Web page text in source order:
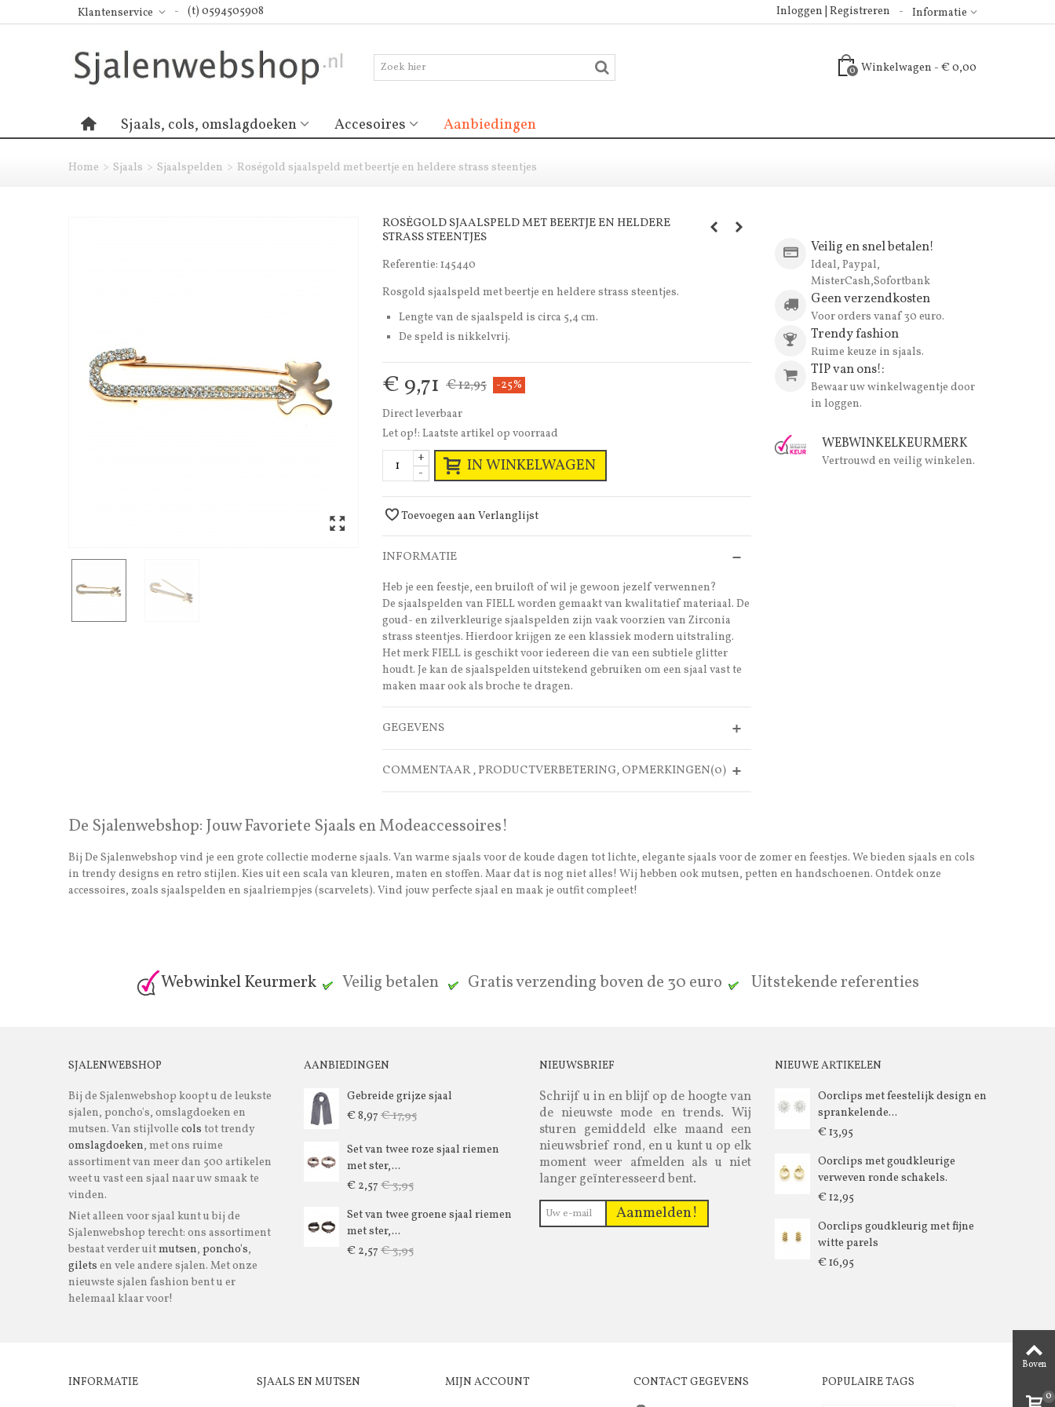
Klantenservice (t) 0594505908 Informatie
Inloggen | Registreren
0 Winkelwagen - € 0,00
Sjaals, cols, omslagdoeken Accesoires Aanbiedingen
Home > Sjaals > Sjaalspelden > Roségold sjaalspeld met beertje en heldere strass steentjes
ROSÉGOLD SJAALSPELD MET BEERTJE EN HELDERE
STRASS STEENTJES
Referentie: 145440
Rosgold sjaalspeld met beertje en heldere strass steentjes.
Lengte van de sjaalspeld is circa 5,4 cm.
De speld is nikkelvrij.
€ 9,71 € 12,95
-25%
Direct leverbaar
Let op!: Laatste artikel op voorraad
-
+ IN WINKELWAGEN
Toevoegen aan Verlanglijst
INFORMATIE
Heb je een feestje, een bruiloft of wil je gewoon jezelf verwennen?
De sjaalspelden van FIELL worden gemaakt van kwalitatief materiaal. De
goud- en zilverkleurige sjaalspelden zijn vaak voorzien van Zirconia
strass steentjes. Hierdoor krijgen ze een klassiek modern uitstraling.
Het merk FIELL is geschikt voor iedereen die van een subtiele glitter
houdt. Je kan de sjaalspelden uitstekend gebruiken om een sjaal vast te
maken maar ook als broche te dragen.
GEGEVENS
COMMENTAAR , PRODUCTVERBETERING, OPMERKINGEN(0)
Veilig en snel betalen!
Ideal, Paypal,
MisterCash,Sofortbank
Geen verzendkosten
Voor orders vanaf 30 euro.
Trendy fashion
Ruime keuze in sjaals.
TIP van ons!:
Bewaar uw winkelwagentje door
in loggen.
WEBWINKELKEURMERK
Vertrouwd en veilig winkelen.
De Sjalenwebshop: Jouw Favoriete Sjaals en Modeaccessoires!
Bij De Sjalenwebshop vind je een grote collectie moderne sjaals. Van warme sjaals voor de koude dagen tot lichte, elegante sjaals voor de zomer en feestjes. We bieden sjaals en cols
in trendy designs en retro stijlen. Kies uit een scala van kleuren, maten en stoffen. Maar dat is nog niet alles! Wij hebben ook mutsen, petten en handschoenen. Ontdek onze
accessoires, zoals sjaalspelden en sjaalriempjes (scarvelets). Vind jouw perfecte sjaal en maak je outfit compleet!
Webwinkel Keurmerk Veilig betalen Gratis verzending boven de 30 euro Uitstekende referenties
SJALENWEBSHOP
Bij de Sjalenwebshop koopt u de leukste
sjalen, poncho's, omslagdoeken en
mutsen. Van stijlvolle cols tot trendy
omslagdoeken, met ons ruime
assortiment van meer dan 500 artikelen
weet u vast een sjaal naar uw smaak te
vinden.
Niet alleen voor sjaal kunt u bij de
Sjalenwebshop terecht: ons assortiment
bestaat verder uitmutsen, poncho's,
gilets en vele andere sjalen. Met onze
nieuwste sjalen fashion bent u er
helemaal klaar voor!
AANBIEDINGEN
Gebreide grijze sjaal
€ 8,97 € 17,95
Set van twee roze sjaal riemen
met ster,...
€ 2,57 € 3,95
Set van twee groene sjaal riemen
met ster,...
€ 2,57 € 3,95
NIEUWSBRIEF
Schrijf u in en blijf op de hoogte van
de nieuwste mode en trends. Wij
sturen gemiddeld elke maand een
nieuwsbrief rond, en u kunt u op elk
moment weer afmelden als u niet
langer geïnteresseerd bent.
Aanmelden!
NIEUWE ARTIKELEN
Oorclips met feestelijk design en
sprankelende...
€ 13,95
Oorclips met goudkleurige
verweven ronde schakels.
€ 12,95
Oorclips goudkleurig met fijne
witte parels
€ 16,95
INFORMATIE SJAALS EN MUTSEN MIJN ACCOUNT CONTACT GEGEVENS POPULAIRE TAGS
Boven
0